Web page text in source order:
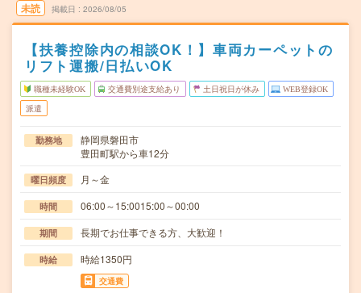
未読 掲載日 2026/08/05
【扶養控除内の相談OK！】車両カーペットの
リフト運搬/日払いOK
職種未経験OK 交通費別途支給あり 土日祝日が休み WEB登録OK
派遣
勤務地
静岡県磐田市
豊田町駅から車12分
曜日頻度 月～金
時間 06:00～15:0015:00～00:00
期間 長期でお仕事できる方、大歓迎！
時給 時給1350円
交通費